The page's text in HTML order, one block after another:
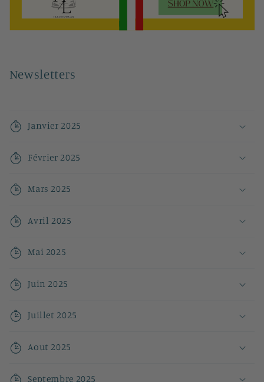
Newsletters
Janvier 2025
Février 2025
Mars 2025
Avril 2025
Mai 2025
Juin 2025
Juillet 2025
Aout 2025
Septembre 2025